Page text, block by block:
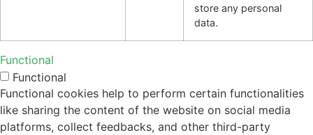
store any personal
data.
Functional
Functional
Functional cookies help to perform certain functionalities
like sharing the content of the website on social media
platforms, collect feedbacks, and other third-party